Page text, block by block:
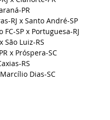
PR
RJ x Santo André-SP
FC-SP x Portuguesa-RJ
São Luiz-RS
x Próspera-SC
RS
Dias-SC